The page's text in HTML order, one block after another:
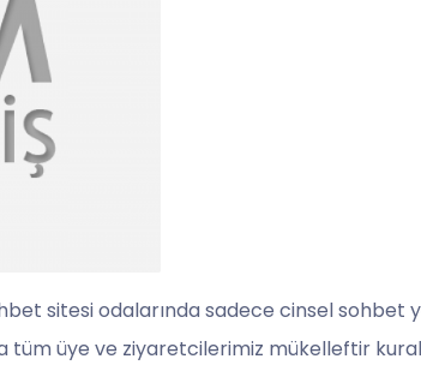
sitesi odalarında sadece cinsel
tüm üye ve ziyaretcilerimiz mükelleftir